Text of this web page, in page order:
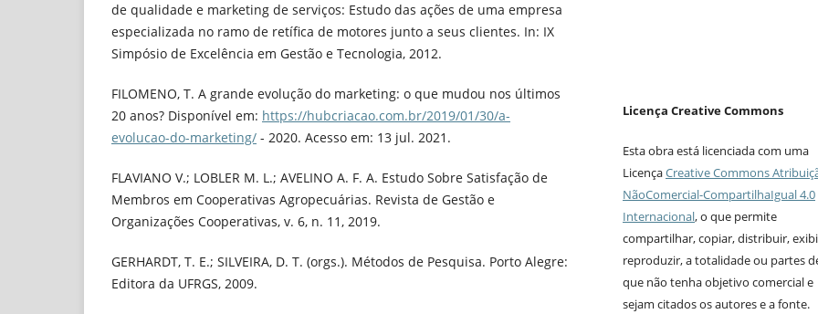
de qualidade e marketing de serviços: Estudo das ações de uma empresa
especializada no ramo de retífica de motores junto a seus clientes. In: IX
Simpósio de Excelência em Gestão e Tecnologia, 2012.
FILOMENO, T. A grande evolução do marketing: o que mudou nos últimos
20 anos? Disponível em: https://hubcriacao.com.br/2019/01/30/a-
evolucao-do-marketing/ - 2020. Acesso em: 13 jul. 2021.
FLAVIANO V.; LOBLER M. L.; AVELINO A. F. A. Estudo Sobre Satisfação de
Membros em Cooperativas Agropecuárias. Revista de Gestão e
Organizações Cooperativas, v. 6, n. 11, 2019.
GERHARDT, T. E.; SILVEIRA, D. T. (orgs.). Métodos de Pesquisa. Porto Alegre:
Editora da UFRGS, 2009.
Licença Creative Commons
Esta obra está licenciada com uma
LicençaCreative Commons
NãoComercial-CompartilhaIgual 4.0
Internacional, o que permite
compartilhar, copiar, distribuir,
reproduzir, a totalidade ou partes
que não tenha objetivo comercial e
sejam citados os autores e a fonte.